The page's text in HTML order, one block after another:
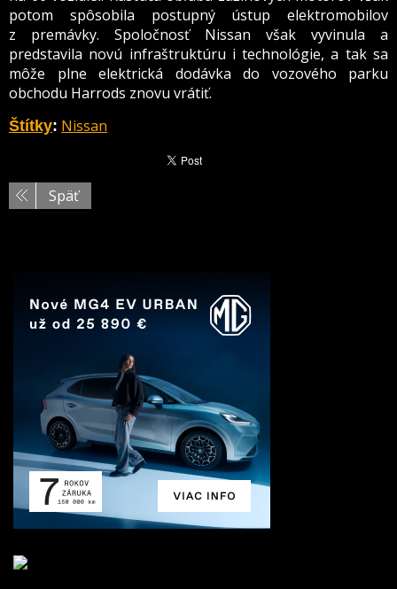
potom spôsobila postupný ústup elektromobilov
z premávky. Spoločnosť Nissan však vyvinula a
predstavila novú infraštruktúru i technológie, a tak sa
môže plne elektrická dodávka do vozového parku
obchodu Harrods znovu vrátiť.
Štítky: Nissan
Späť